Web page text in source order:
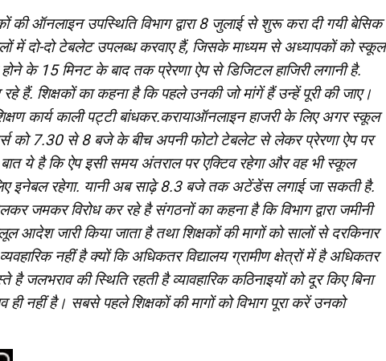
की ऑनलाइन उपस्थिति विभाग द्वारा 8 जुलाई से शुरू करा दी गयी बेसिक
में दो-दो टेबलेट उपलब्ध करवाए हैं, जिसके माध्यम से अध्यापकों को स्कूल
के 15 मिनट के बाद तक प्रेरणा ऐप से डिजिटल हाजिरी लगानी है.
हैं. शिक्षकों का कहना है कि पहले उनकी जो मांगें हैं उन्हें पूरी की जाए।
कार्य काली पट्टी बांधकर.करायाऑनलाइन हाजरी के लिए अगर स्कूल
को 7.30 से 8 बजे के बीच अपनी फोटो टेबलेट से लेकर प्रेरणा ऐप पर
ये है कि ऐप इसी समय अंतराल पर एक्टिव रहेगा और वह भी स्कूल
इनेबल रहेगा. यानी अब साढ़े 8.3 बजे तक अटेंडेंस लगाई जा सकती है.
जमकर विरोध कर रहे है संगठनों का कहना है कि विभाग द्वारा जमीनी
जारी किया जाता है तथा शिक्षकों की मागों को सालों से दरकिनार
नहीं है क्यों कि अधिकतर विद्यालय ग्रामीण क्षेत्रों में है अधिकतर
है जलभराव की स्थिति रहती है व्यावहारिक कठिनाइयों को दूर किए बिना
ही नहीं है। सबसे पहले शिक्षकों की मागों को विभाग पूरा करें उनको